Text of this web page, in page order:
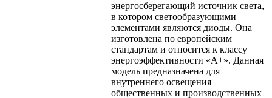
энергосберегающий источник света,
в котором светообразующими
элементами являются диоды. Она
изготовлена по европейским
стандартам и относится к классу
энергоэффективности «А+». Данная
модель предназначена для
внутреннего освещения
общественных и производственных